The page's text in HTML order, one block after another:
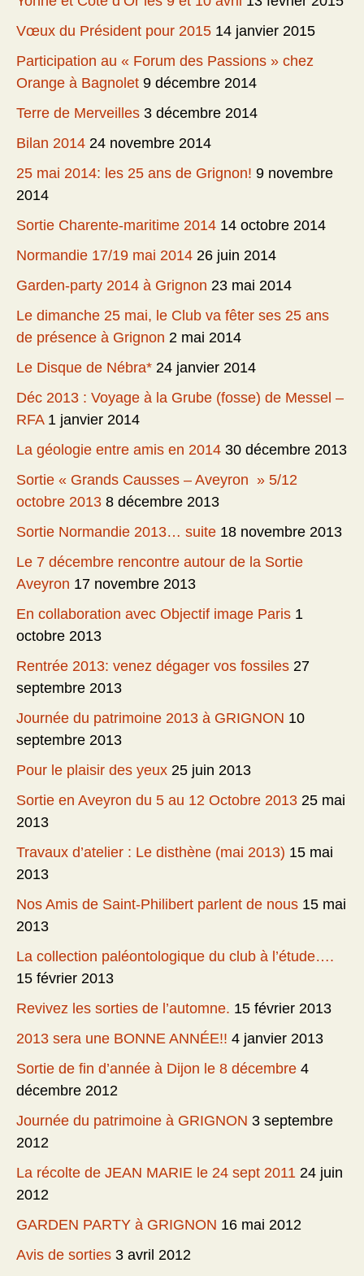
Vœux du Président pour 2015 14 janvier 2015
Participation au « Forum des Passions » chez
Orange à Bagnolet 9 décembre 2014
Terre de Merveilles 3 décembre 2014
Bilan 2014 24 novembre 2014
25 mai 2014: les 25 ans de Grignon! 9 novembre
2014
Sortie Charente-maritime 2014 14 octobre 2014
Normandie 17/19 mai 2014 26 juin 2014
Garden-party 2014 à Grignon 23 mai 2014
Le dimanche 25 mai, le Club va fêter ses 25 ans
de présence à Grignon 2 mai 2014
Le Disque de Nébra* 24 janvier 2014
Déc 2013 : Voyage à la Grube (fosse) de Messel –
RFA 1 janvier 2014
La géologie entre amis en 2014 30 décembre 2013
Sortie « Grands Causses – Aveyron » 5/12
octobre 2013 8 décembre 2013
Sortie Normandie 2013… suite 18 novembre 2013
Le 7 décembre rencontre autour de la Sortie
Aveyron 17 novembre 2013
En collaboration avec Objectif image Paris 1
octobre 2013
Rentrée 2013: venez dégager vos fossiles 27
septembre 2013
Journée du patrimoine 2013 à GRIGNON 10
septembre 2013
Pour le plaisir des yeux 25 juin 2013
Sortie en Aveyron du 5 au 12 Octobre 2013 25 mai
2013
Travaux d’atelier : Le disthène (mai 2013) 15 mai
2013
Nos Amis de Saint-Philibert parlent de nous 15 mai
2013
La collection paléontologique du club à l’étude….
15 février 2013
Revivez les sorties de l’automne. 15 février 2013
2013 sera une BONNE ANNÉE!! 4 janvier 2013
Sortie de fin d’année à Dijon le 8 décembre 4
décembre 2012
Journée du patrimoine à GRIGNON 3 septembre
2012
La récolte de JEAN MARIE le 24 sept 2011 24 juin
2012
GARDEN PARTY à GRIGNON 16 mai 2012
Avis de sorties 3 avril 2012